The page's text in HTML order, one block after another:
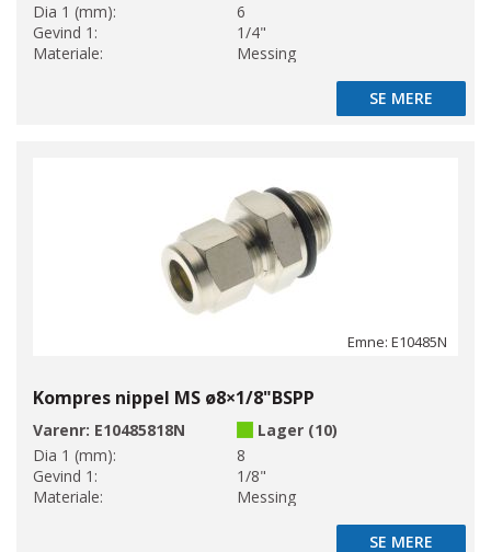
Dia 1 (mm):
6
Gevind 1:
1/4"
Materiale:
Messing
SE MERE
SE MERE
Emne: E10485N
Kompres nippel MS ø8×1/8"BSPP
Varenr: E10485818N
Lager (10)
Dia 1 (mm):
8
Gevind 1:
1/8"
Materiale:
Messing
SE MERE
SE MERE